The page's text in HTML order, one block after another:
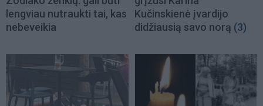
lengviau nutraukti tai, kas
nebeveikia
Kučinskienė įvardijo
didžiausią savo norą (3)